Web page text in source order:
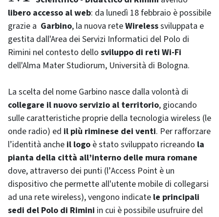
libero accesso al web: da lunedì 18 febbraio è possibile
grazie a Garbino, la nuova reteWirelesssviluppata e
gestita dall'Area dei Servizi Informatici del Polo di
Rimini nel contesto dello sviluppo di reti Wi-Fi
dell'Alma Mater Studiorum, Università di Bologna.
La scelta del nome Garbino nasce dalla volontà di
collegare il nuovo servizio al territorio, giocando
sulle caratteristiche proprie della tecnologia wireless (le
onde radio) ed il più riminese dei venti. Per rafforzare
l’identità anche il logo è stato sviluppato ricreando la
pianta della città all’interno delle mura romane
dove, attraverso dei punti (l’Access Point è un
dispositivo che permette all'utente mobile di collegarsi
ad una retewireless), vengono indicate le principali
sedi del Polo di Rimini in cui è possibile usufruire del